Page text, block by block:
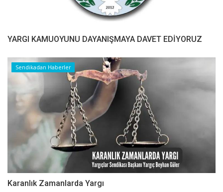
YARGI KAMUOYUNU DAYANIŞMAYA DAVET EDİYORUZ
Sendikadan Haberler
Karanlık Zamanlarda Yargı